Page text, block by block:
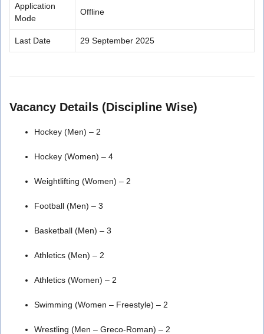
Application
Mode
Offline
Last Date 29 September 2025
Vacancy Details (Discipline Wise)
Hockey (Men) – 2
Hockey (Women) – 4
Weightlifting (Women) – 2
Football (Men) – 3
Basketball (Men) – 3
Athletics (Men) – 2
Athletics (Women) – 2
Swimming (Women – Freestyle) – 2
Wrestling (Men – Greco-Roman) – 2